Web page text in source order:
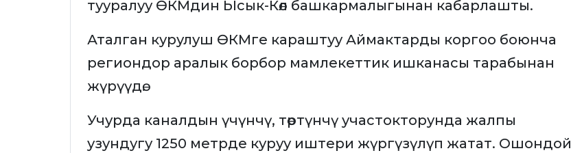
тууралуу ӨКМдин Ысык-Көл башкармалыгынан кабарлашты.
Аталган курулуш ӨКМге караштуу Аймактарды коргоо боюнча
региондор аралык борбор мамлекеттик ишканасы тарабынан
жүрүүдө.
Учурда каналдын үчүнчү, төртүнчү участокторунда жалпы
узундугу 1250 метрде куруу иштери жүргүзүлүп жатат. Ошондой